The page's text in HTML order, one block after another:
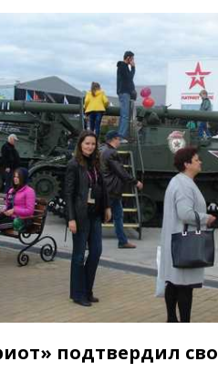
подтвердил